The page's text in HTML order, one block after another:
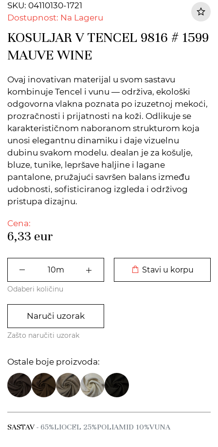
SKU: 04110130-1721
Dostupnost: Na Lageru
KOSULJAR V TENCEL 9816 # 1599
MAUVE WINE
Ovaj inovativan materijal u svom sastavu
kombinuje Tencel i vunu — održiva, ekološki
odgovorna vlakna poznata po izuzetnoj mekoći,
prozračnosti i prijatnosti na koži. Odlikuje se
karakterističnom naboranom strukturom koja
unosi elegantnu dinamiku i daje vizuelnu
dubinu svakom modelu. dealan je za košulje,
bluze, tunike, lepršave haljine i lagane
pantalone, pružajući savršen balans između
udobnosti, sofisticiranog izgleda i održivog
pristupa dizajnu.
Cena:
6,33 eur
Stavi u korpu
Odaberi količinu
Naruči uzorak
Zašto naručiti uzorak
Ostale boje proizvoda:
SASTAV- 65%LIOCEL 25%POLIAMID 10%VUNA